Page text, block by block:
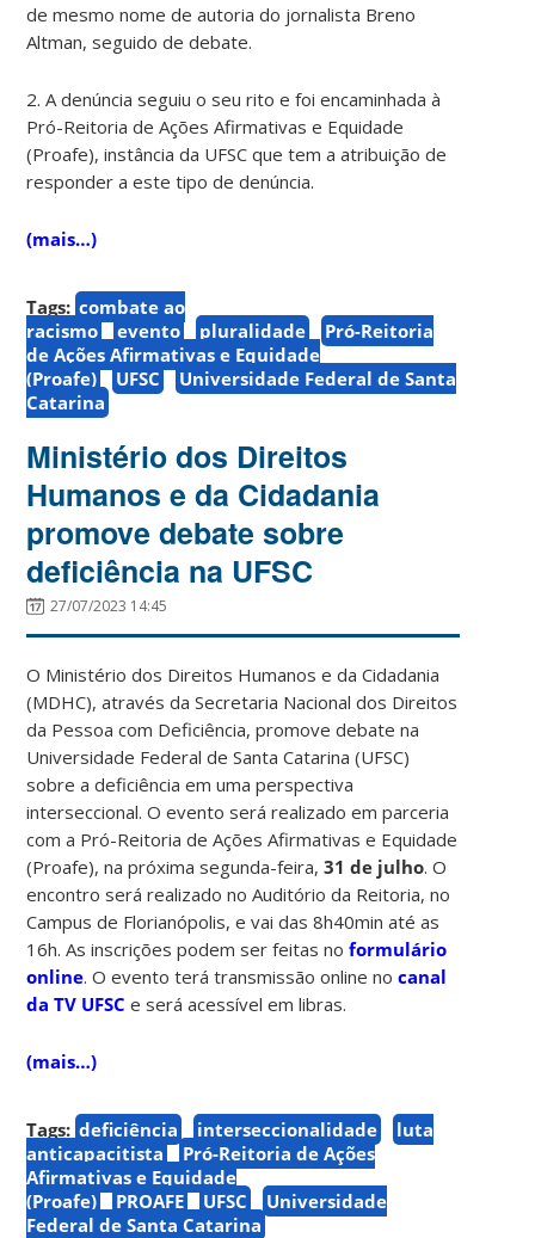
de mesmo nome de autoria do jornalista Breno
Altman, seguido de debate.
2. A denúncia seguiu o seu rito e foi encaminhada à
Pró-Reitoria de Ações Afirmativas e Equidade
(Proafe), instância da UFSC que tem a atribuição de
responder a este tipo de denúncia.
(mais…)
Tags: combate ao
racismo
evento pluralidade
Pró-Reitoria
de Ações Afirmativas e Equidade
(Proafe)
UFSC
Universidade Federal de Santa
Catarina
Ministério dos Direitos
Humanos e da Cidadania
promove debate sobre
deficiência na UFSC
27/07/2023 14:45
O Ministério dos Direitos Humanos e da Cidadania
(MDHC), através da Secretaria Nacional dos Direitos
da Pessoa com Deficiência, promove debate na
Universidade Federal de Santa Catarina (UFSC)
sobre a deficiência em uma perspectiva
interseccional. O evento será realizado em parceria
com a Pró-Reitoria de Ações Afirmativas e Equidade
(Proafe), na próxima segunda-feira,31 de julho. O
encontro será realizado no Auditório da Reitoria, no
Campus de Florianópolis, e vai das 8h40min até as
16h. As inscrições podem ser feitas noformulário
online. O evento terá transmissão online nocanal
da TV UFSC e será acessível em libras.
(mais…)
Tags: deficiência interseccionalidade
luta
anticapacitista
Pró-Reitoria de Ações
Afirmativas e Equidade
(Proafe)
PROAFE UFSC
Universidade
Federal de Santa Catarina